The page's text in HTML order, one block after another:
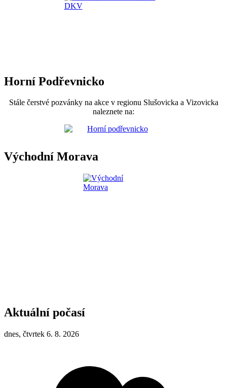
Horní Podřevnicko
Stále čerstvé pozvánky na akce v regionu Slušovicka a Vizovicka
naleznete na:
Východní Morava
Aktuální počasí
dnes, čtvrtek 6. 8. 2026